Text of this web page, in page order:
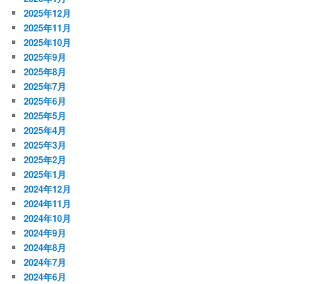
2025年12月
2025年11月
2025年10月
2025年9月
2025年8月
2025年7月
2025年6月
2025年5月
2025年4月
2025年3月
2025年2月
2025年1月
2024年12月
2024年11月
2024年10月
2024年9月
2024年8月
2024年7月
2024年6月